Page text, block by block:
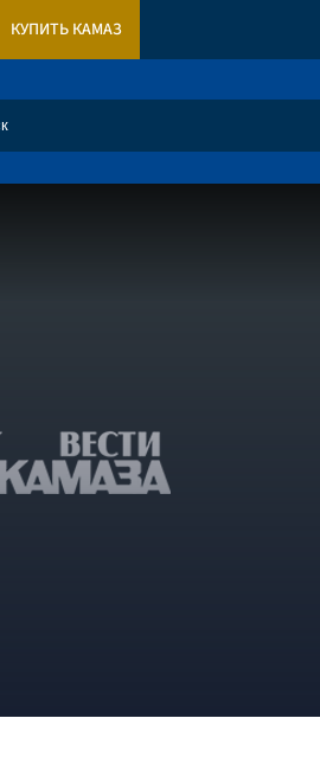
КУПИТЬ КАМАЗ